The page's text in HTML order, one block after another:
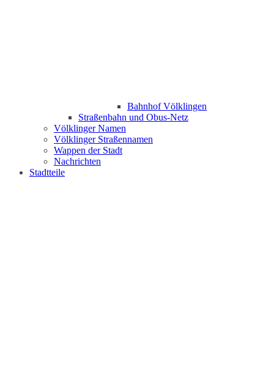
Bahnhof Völklingen
Straßenbahn und Obus-Netz
Völklinger Namen
Völklinger Straßennamen
Wappen der Stadt
Nachrichten
Stadtteile